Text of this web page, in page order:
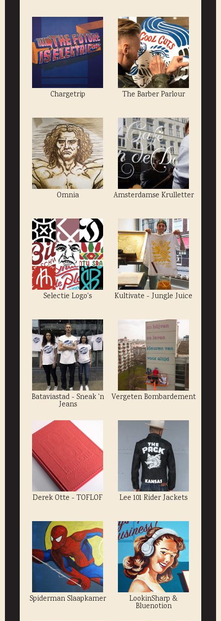
Chargetrip The Barber Parlour
Omnia Amsterdamse Krulletter
Selectie Logo's Kultivate - Jungle Juice
Bataviastad - Sneak 'n
Jeans
Vergeten Bombardement
Derek Otte - TOFLOF Lee 101 Rider Jackets
Spiderman Slaapkamer LookinSharp &
Bluenotion